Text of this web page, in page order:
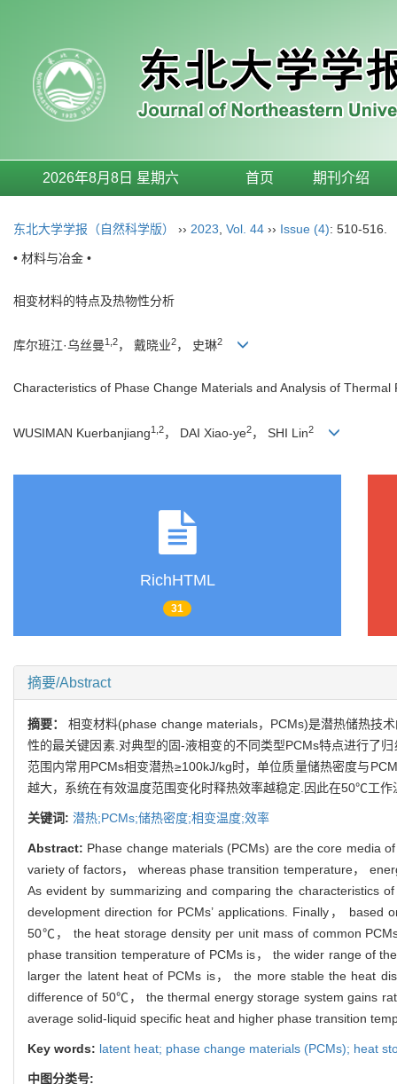
2026年8月8日 星期六 首页 期刊介绍
东北大学学报（自然科学版） ›› 2023 Vol. 44 ›› Issue (4): 510-516.
• 材料与冶金 •
相变材料的特点及热物性分析
库尔班江·乌丝曼1,2， 戴晓业2， 史琳2
Characteristics of Phase Change Materials and Analysis of Thermal
WUSIMAN Kuerbanjiang1,2， DAI Xiao-ye2， SHI Lin2
RichHTML
31
摘要/Abstract
摘要：相变材料(phase change materials，PCMs)是潜热储热技
性的最关键因素.对典型的固-液相变的不同类型PCMs特点进行了
范围内常用PCMs相变潜热≥100kJ/kg时，单位质量储热密度与
越大，系统在有效温度范围变化时释热效率越稳定.因此在50℃工
关键词: 潜热;PCMs;储热密度;相变温度;效率
Abstract: Phase change materials (PCMs) are the core media
variety of factors， whereas phase transition temperature，
As evident by summarizing and comparing the characteristics
development direction for PCMs’ applications. Finally，
50℃， the heat storage density per unit mass of common
phase transition temperature of PCMs is， the wider range of
larger the latent heat of PCMs is， the more stable the heat
difference of 50℃， the thermal energy storage system gains
average solid-liquid specific heat and higher phase transition
Key words: latent heat; phase change materials (PCMs); heat
中图分类号: